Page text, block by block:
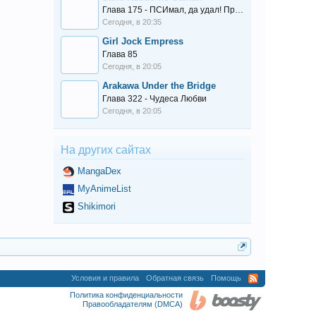
12:00
03:00
15:00
16:00
Глава 175 - ПСИмал, да удал! Приключения Рики-младшего Марка II
Сегодня, в 20:35
Girl Jock Empress
Глава 85
Сегодня, в 20:05
Arakawa Under the Bridge
Глава 322 - Чудеса Любви
Сегодня, в 20:05
На других сайтах
MangaDex
MyAnimeList
Shikimori
Условия и правила Обратная связь
Помощь
Политика конфиденциальности
Правообладателям (DMCA)